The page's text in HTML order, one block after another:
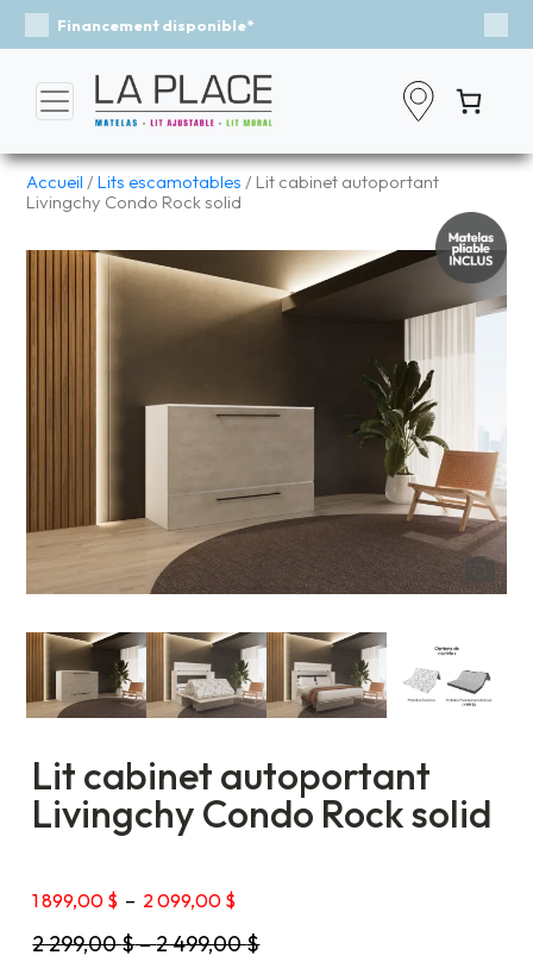
Événement - Un vent de fraîcheur
Previous
Accueil /Lits escamotables / Lit cabinet autoportant
Livingchy Condo Rock solid
Lit cabinet autoportant
Livingchy Condo Rock solid
1 899,00 $ – 2 099,00 $
prix :
2 299,00$–2 499,00$